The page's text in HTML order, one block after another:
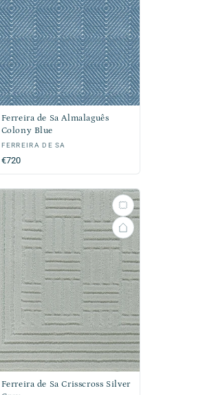
Ferreira de Sa Almalaguês
Colony Blue
Verkoper:
FERREIRA DE SA
Normale
prijs
€720
Ferreira de Sa Crisscross Silver